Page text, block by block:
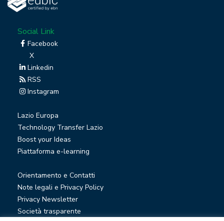
Social Link
Facebook
X
Linkedin
RSS
Instagram
Lazio Europa
Technology Transfer Lazio
Boost your Ideas
Piattaforma e-learning
Orientamento e Contatti
Note legali e Privacy Policy
Privacy Newsletter
Società trasparente